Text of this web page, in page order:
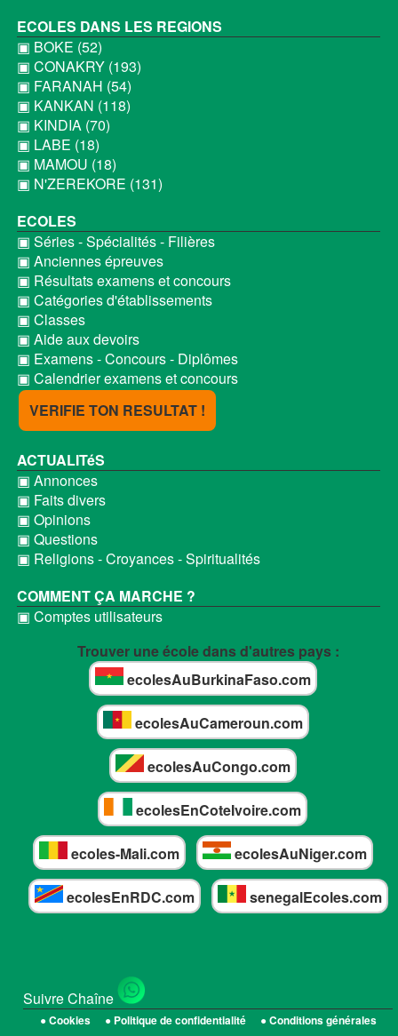
ECOLES DANS LES REGIONS
▣ BOKE (52)
▣ CONAKRY (193)
▣ FARANAH (54)
▣ KANKAN (118)
▣ KINDIA (70)
▣ LABE (18)
▣ MAMOU (18)
▣ N'ZEREKORE (131)
ECOLES
▣ Séries - Spécialités - Filières
▣ Anciennes épreuves
▣ Résultats examens et concours
▣ Catégories d'établissements
▣ Classes
▣ Aide aux devoirs
▣ Examens - Concours - Diplômes
▣ Calendrier examens et concours
VERIFIE TON RESULTAT !
ACTUALITéS
▣ Annonces
▣ Faits divers
▣ Opinions
▣ Questions
▣ Religions - Croyances - Spiritualités
COMMENT ÇA MARCHE ?
▣ Comptes utilisateurs
Trouver une école dans d'autres pays :
ecolesAuBurkinaFaso.com
ecolesAuCameroun.com
ecolesAuCongo.com
ecolesEnCoteIvoire.com
ecoles-Mali.com ecolesAuNiger.com
ecolesEnRDC.com senegalEcoles.com
Suivre Chaîne
● Cookies ● Politique de confidentialité
● Conditions générales